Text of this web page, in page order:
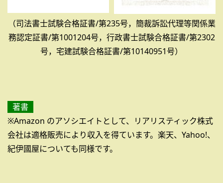
（司法書士試験合格証書/第235号，簡裁訴訟代理等関係業
務認定証書/第1001204号，行政書士試験合格証書/第2302
号，宅建試験合格証書/第10140951号）
著書
※Amazon のアソシエイトとして、リアリスティック株式
会社は適格販売により収入を得ています。楽天、Yahoo!、
紀伊國屋についても同様です。